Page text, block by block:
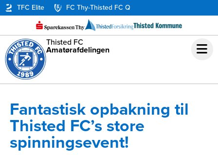
TFC Elite FC Thy-Thisted FC Q
Thisted FC
Amatørafdelingen
Fantastisk opbakning til
Thisted FC’s store
spinningsevent!